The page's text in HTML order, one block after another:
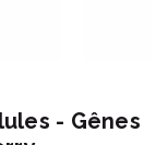
- Gênes